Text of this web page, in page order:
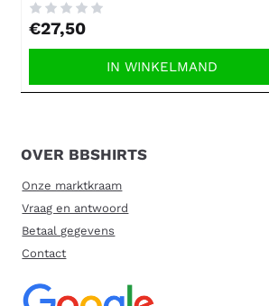
Prijs: 27,50
€27,50
IN WINKELMAND
OVER BBSHIRTS
Onze marktkraam
Vraag en antwoord
Betaal gegevens
Contact